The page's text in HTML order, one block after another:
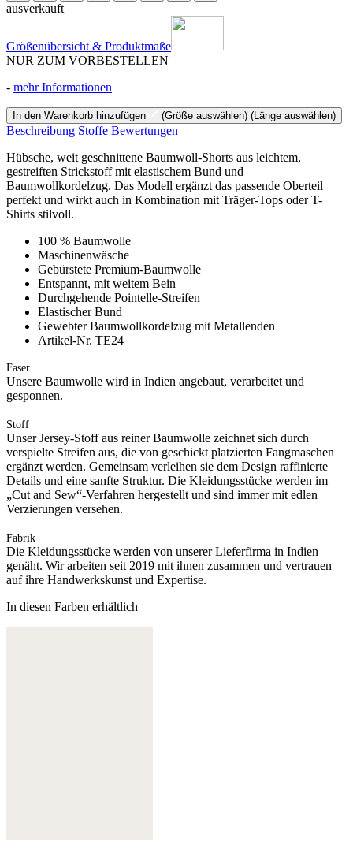
ausverkauft
Größenübersicht & Produktmaße
NUR ZUM VORBESTELLEN
- mehr Informationen
In den Warenkorb hinzufügen (Größe auswählen) (Länge auswählen)
Beschreibung Stoffe Bewertungen
Hübsche, weit geschnittene Baumwoll-Shorts aus leichtem,
gestreiften Strickstoff mit elastischem Bund und
Baumwollkordelzug. Das Modell ergänzt das passende Oberteil
perfekt und wirkt auch in Kombination mit Träger-Tops oder T-
Shirts stilvoll.
100 % Baumwolle
Maschinenwäsche
Gebürstete Premium-Baumwolle
Entspannt, mit weitem Bein
Durchgehende Pointelle-Streifen
Elastischer Bund
Gewebter Baumwollkordelzug mit Metallenden
Artikel-Nr. TE24
Faser
Unsere Baumwolle wird in Indien angebaut, verarbeitet und
gesponnen.
Stoff
Unser Jersey-Stoff aus reiner Baumwolle zeichnet sich durch
verspielte Streifen aus, die von geschickt platzierten Fangmaschen
ergänzt werden. Gemeinsam verleihen sie dem Design raffinierte
Details und eine sanfte Struktur. Die Kleidungsstücke werden im
„Cut and Sew“-Verfahren hergestellt und sind immer mit edlen
Verzierungen versehen.
Fabrik
Die Kleidungsstücke werden von unserer Lieferfirma in Indien
genäht. Wir arbeiten seit 2019 mit ihnen zusammen und vertrauen
auf ihre Handwerkskunst und Expertise.
In diesen Farben erhältlich